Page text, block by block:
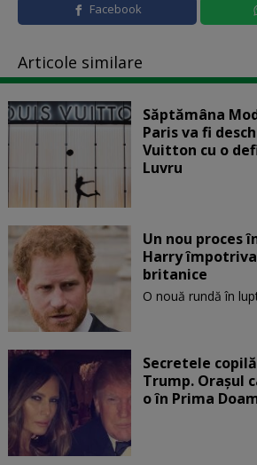
Facebook
Articole similare
Săptămâna
Paris va fi
Vuitton cu o
Luvru
Un nou proces
Harry
britanice
O nouă rundă în
Secretele
Trump. Orașul
o în Prima